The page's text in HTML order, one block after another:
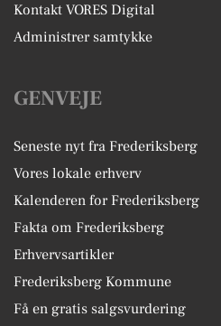
Kontakt VORES Digital
Administrer samtykke
GENVEJE
Seneste nyt fra Frederiksberg
Vores lokale erhverv
Kalenderen for Frederiksberg
Fakta om Frederiksberg
Erhvervsartikler
Frederiksberg Kommune
Få en gratis salgsvurdering